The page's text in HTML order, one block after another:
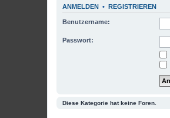
ANMELDEN • REGISTRIEREN
Benutzername:
Passwort:
Diese Kategorie hat keine Foren.